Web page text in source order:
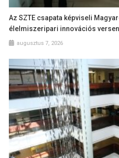
Az SZTE csapata képviseli
élelmiszeripari innovációs
augusztus 7, 2026